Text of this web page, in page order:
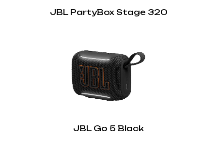
JBL PartyBox Stage 320
JBL Go 5 Black